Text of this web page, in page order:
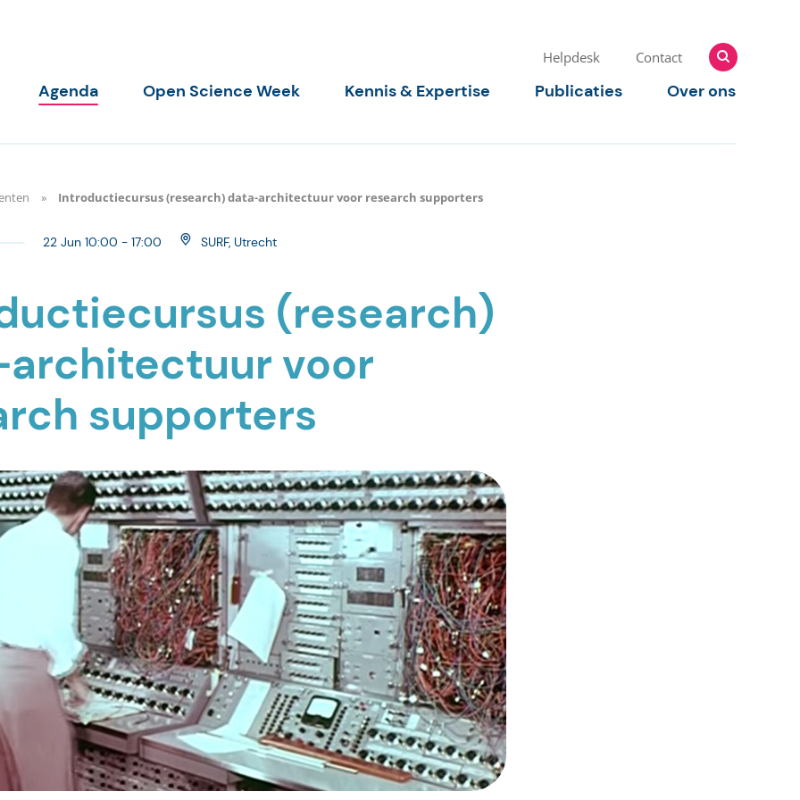
Helpdesk Contact
Zoeken
naar:
Zoeken
Agenda Open Science Week Kennis & Expertise Publicaties Over ons
Introductiecursus (research) data-architectuur voor research supporters
(research)
voor
supporters
22 Jun 10:00 - 17:00 SURF, Utrecht